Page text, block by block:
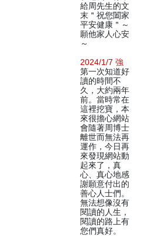
給周先生的文
末＂祝您闔家
平安健康＂～
願他家人心安
～
2024/1/7 強
第一次知道好
讀的時間不
久，大約兩年
前。當時常在
這裡挖寶，本
來很擔心網站
會隨著周博士
離世而無法再
運作，今日再
來發現網站動
起來了，真
心、真心地感
謝願意付出的
善心人士們。
無法想像沒有
閱讀的人生，
閱讀的路上有
您們真好。